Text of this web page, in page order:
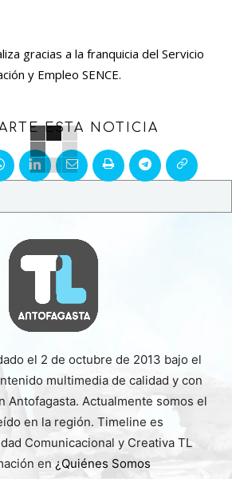
gracias a la franquicia del Servicio
y Empleo SENCE.
ESTA NOTICIA
el 2 de octubre de 2013 bajo el
multimedia de calidad y con
Antofagasta. Actualmente somos el
en la región. Timeline es
Comunicacional y Creativa TL
en ¿Quiénes Somos